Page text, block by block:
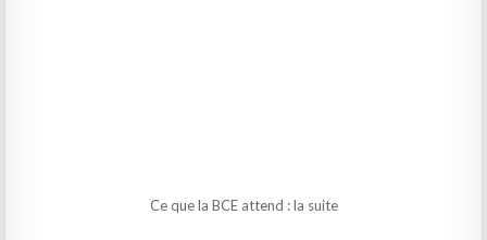
Ce que la BCE attend : la suite